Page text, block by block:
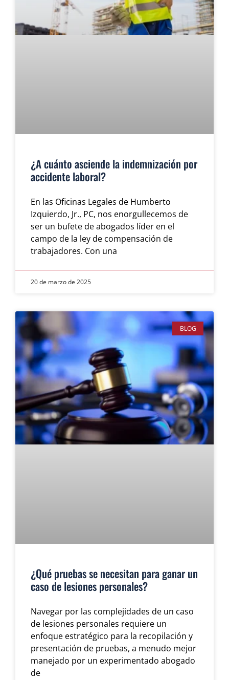
¿A cuánto asciende la indemnización por
accidente laboral?
En las Oficinas Legales de Humberto
Izquierdo, Jr., PC, nos enorgullecemos de
ser un bufete de abogados líder en el
campo de la ley de compensación de
trabajadores. Con una
20 de marzo de 2025
BLOG
¿Qué pruebas se necesitan para ganar un
caso de lesiones personales?
Navegar por las complejidades de un caso
de lesiones personales requiere un
enfoque estratégico para la recopilación y
presentación de pruebas, a menudo mejor
manejado por un experimentado abogado
de